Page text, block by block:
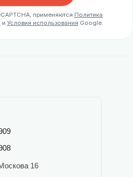
применяются Политика
и Условия использования Google.
16